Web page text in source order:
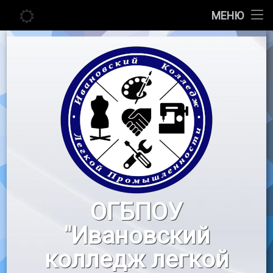
МЕНЮ
Главная
Педагогу
Воспитательная работа
«Профессионалы»
Перейти
ОГБПОУ
"Ивановский
колледж легкой